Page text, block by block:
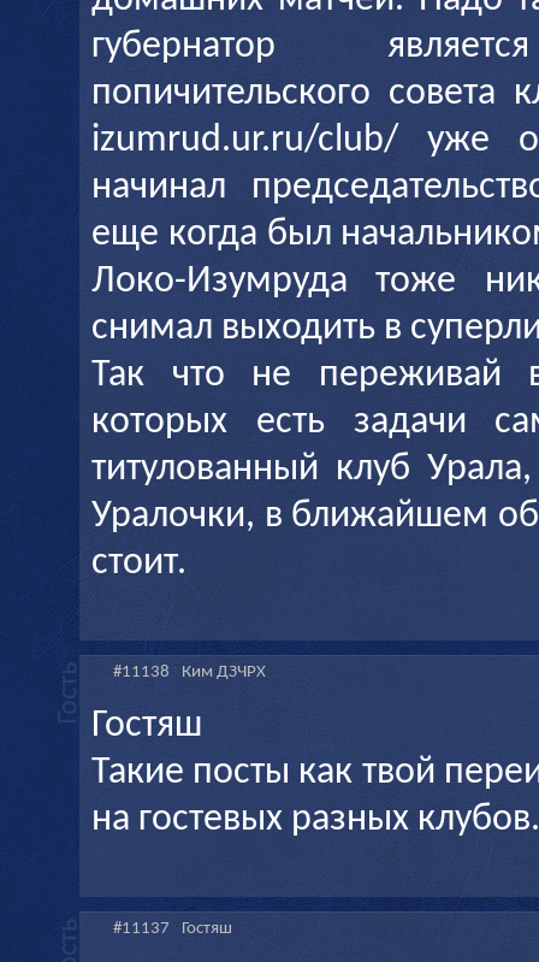
губернатор
попичительского совета
izumrud.ur.ru/club/ уже
начинал
еще когда был
Локо-Изумруда тоже
снимал выходить в
Так что не переживай
которых есть задачи
титулованный клуб
Уралочки, в ближайшем
стоит.
#11138 Ким ДЗЧРХ
Гостяш
Такие посты как твой
на гостевых разных клубов.
#11137 Гостяш